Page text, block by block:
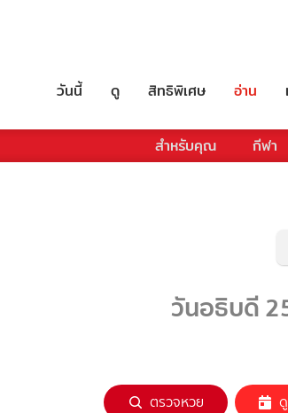
วันนี้ ดู สิทธิพิเศษ อ่าน
สำหรับคุณ กีฬา
วันอธิบดี
ตรวจหวย